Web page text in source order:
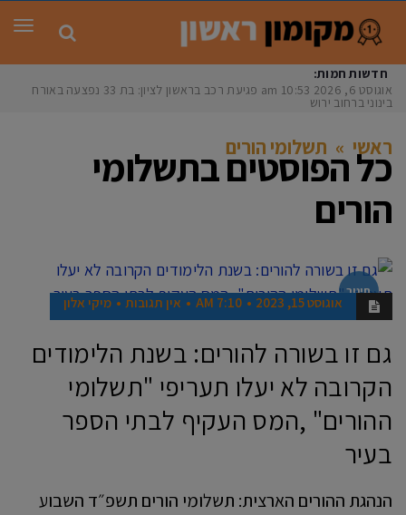
חדשות חמות:
אוגוסט 6, 2026
10:53 am פגיעת רכב בראשון לציון: בת 33 נפצעה באורח
בינוני ברחוב ירושל
ראשי » תשלומי הורים
כל הפוסטים בתשלומי
הורים
חינוך
אוגוסט 15, 2023 7:10 AM אין תגובות מיקי אלון
גם זו בשורה להורים: בשנת הלימודים
הקרובה לא יעלו תעריפי "תשלומי
ההורים" ,המס העקיף לבתי הספר
בעיר
הנהגת ההורים הארצית: תשלומי הורים תשפ״ד השבוע